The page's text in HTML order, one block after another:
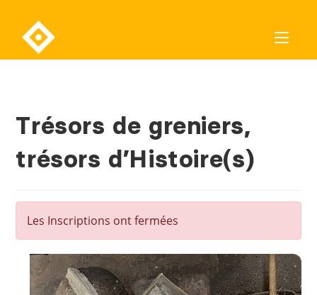
Trésors de greniers,
trésors d’Histoire(s)
Les Inscriptions ont fermées